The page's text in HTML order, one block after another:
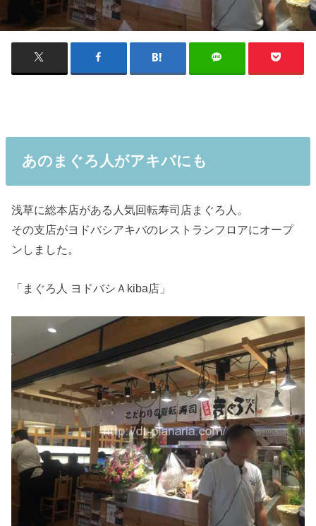
あのまぐろ人がアキバにも
浅草に総本店がある人気回転寿司店まぐろ人。
その支店がヨドバシアキバのレストランフロアにオープ
ンしました。
「まぐろ人 ヨドバシＡkiba店」